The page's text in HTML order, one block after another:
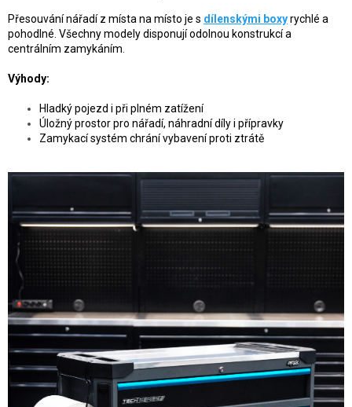
Přesouvání nářadí z místa na místo je s dílenskými boxyrychlé a
pohodlné. Všechny modely disponují odolnou konstrukcí a
centrálním zamykáním.
Výhody:
Hladký pojezd i při plném zatížení
Úložný prostor pro nářadí, náhradní díly i přípravky
Zamykací systém chrání vybavení proti ztrátě